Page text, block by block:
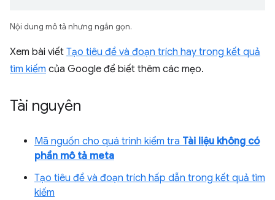
Nội dung mô tả nhưng ngắn gọn.
Xem bài viết Tạo tiêu đề và đoạn trích hay trong kết quả
tìm kiếm của Google để biết thêm các mẹo.
Tài nguyên
Mã nguồn cho quá trình kiểm tra Tài liệu không có
phần mô tả meta
Tạo tiêu đề và đoạn trích hấp dẫn trong kết quả tìm
kiếm